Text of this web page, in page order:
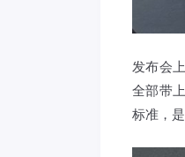
发布会
全部带
标准，